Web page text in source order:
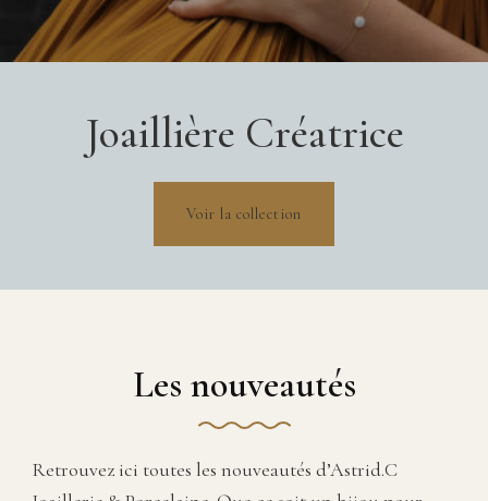
Joaillière Créatrice
Voir la collection
Les nouveautés
Retrouvez ici toutes les nouveautés d’Astrid.C